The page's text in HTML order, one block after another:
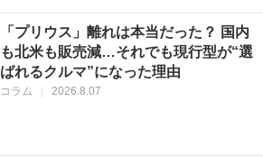
「プリウス」離れは本当だった？ 国内
も北米も販売減…それでも現行型が“選
ばれるクルマ”になった理由
コラム | 2026.8.07